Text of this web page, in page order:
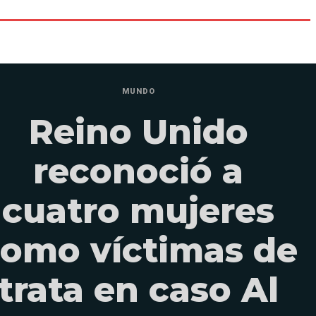
MUNDO
Reino Unido
reconoció a
cuatro mujeres
víctimas de
en caso Al